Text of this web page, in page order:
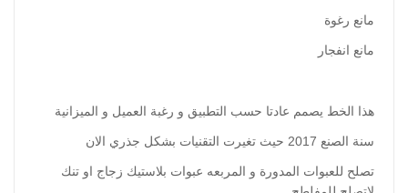
مانع رغوة
مانع انفجار
هذا الخط يصمم عادتا حسب التطبيق و رغبة العميل و الميزانية
سنة الصنع 2017 حيث تغيرت التقنيات بشكل جذري الان
تصلح للعبوات المدورة و المربعه عبوات بلاستيك زجاج او تنك